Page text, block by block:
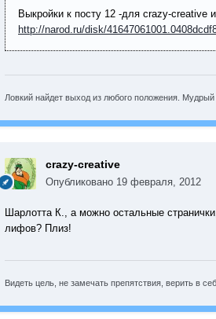
Выкройки к посту 12 -для сrazy-сreative
http://narod.ru/disk/
Ловкий найдет выход из любого положения.
crazy-creative
Опубликовано 19 февраля, 2012
Шарлотта К., а можно остальные
лифов? Плиз!
Видеть цель, не замечать препятствия, верить в